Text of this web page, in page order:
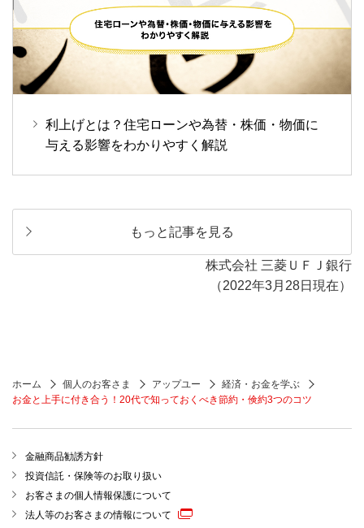
利上げとは？住宅ローンや為替・株価・物価に
与える影響をわかりやすく解説
もっと記事を見る
株式会社 三菱ＵＦＪ銀行
（2022年3月28日現在）
ホーム 個人のお客さま アップユー
経済・お金を学ぶ
お金と上手に付き合う！20代で知っておくべき節約・倹約3つのコツ
金融商品勧誘方針
投資信託・保険等のお取り扱い
お客さまの個人情報保護について
法人等のお客さまの情報について